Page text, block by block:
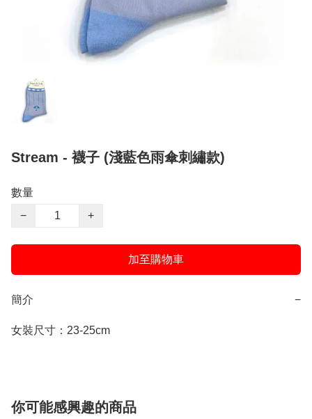
Stream - 襪子 (淺藍色雨傘刺繡款)
數量
−
+
加至購物車
簡介 −
你可能感興趣的商品